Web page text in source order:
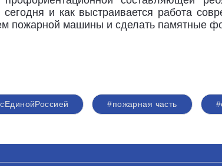
сегодня и как выстраивается работа
пожарной машины и сделать памятные
#пожарная часть